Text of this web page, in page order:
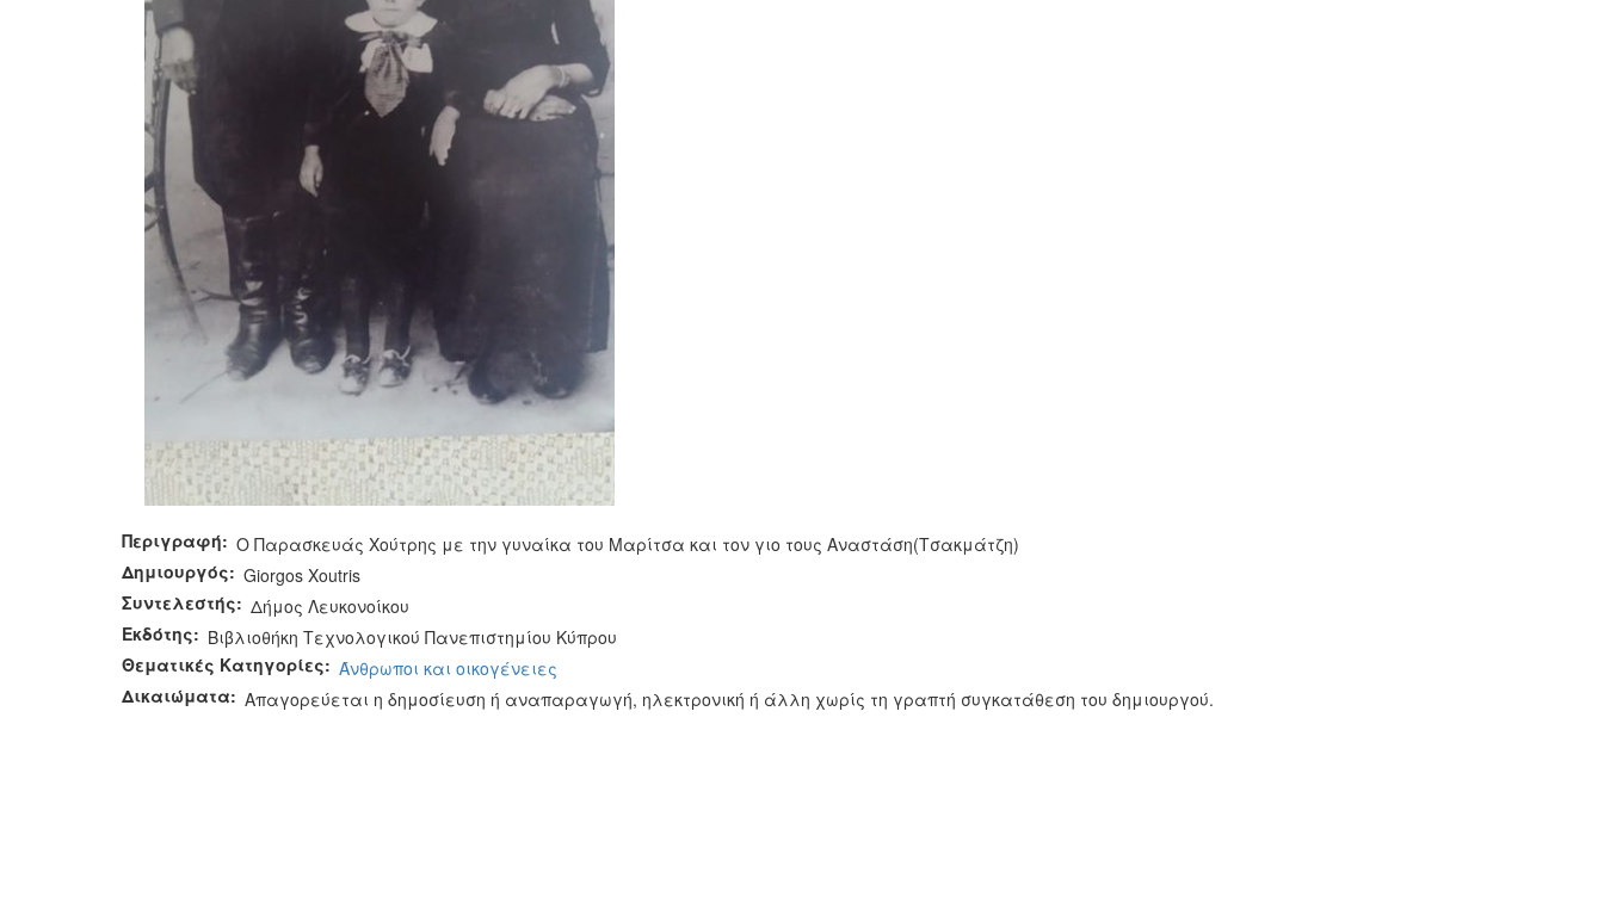
Περιγραφή: Ο Παρασκευάς Χούτρης με την γυναίκα του Μαρίτσα και τον γιο τους Αναστάση(Tσακμάτζη)
Δημιουργός: Giorgos Xoutris
Συντελεστής: Δήμος Λευκονοίκου
Εκδότης: Βιβλιοθήκη Τεχνολογικού Πανεπιστημίου Κύπρου
Θεματικές Κατηγορίες: Άνθρωποι και οικογένειες
Δικαιώματα: Απαγορεύεται η δημοσίευση ή αναπαραγωγή, ηλεκτρονική ή άλλη χωρίς τη γραπτή συγκατάθεση του δημιουργού.